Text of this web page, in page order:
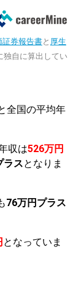
証券報告書と 厚生
独自に算出してい
全国の平均年
収は526万円
ラスとなりま
76万円プラス
となっていま